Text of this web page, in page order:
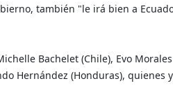
también "le irá bien a
Bachelet (Chile), Evo
Hernández (Honduras), quienes